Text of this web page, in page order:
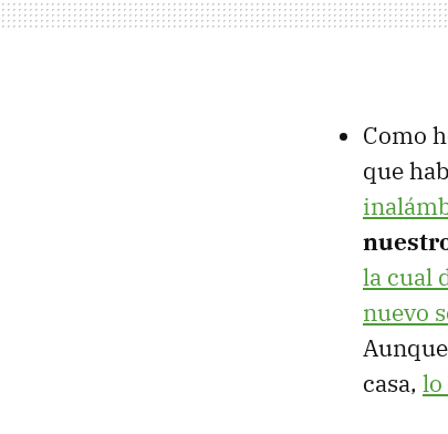
Como
que
la cual
nuevo
casa, lo